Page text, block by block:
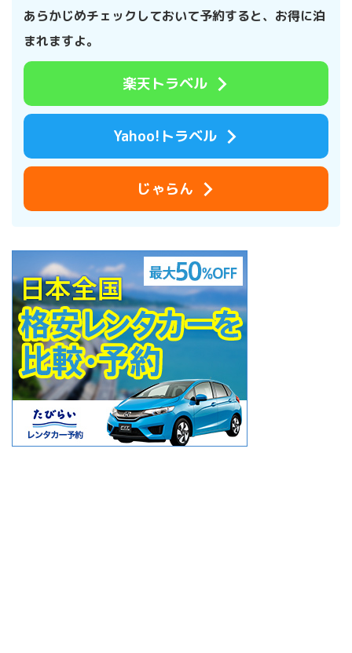
あらかじめチェックしておいて予約すると、お得に泊
まれますよ。
楽天トラベル
Yahoo!トラベル
じゃらん